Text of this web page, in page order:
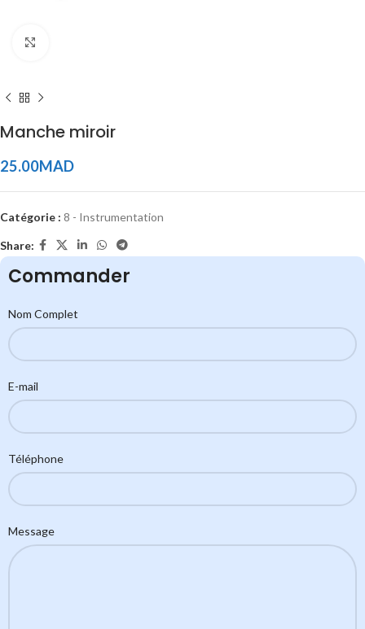
Manche miroir
25.00MAD
Catégorie : 8 - Instrumentation
Share:
Commander
Nom Complet
E-mail
Téléphone
Message